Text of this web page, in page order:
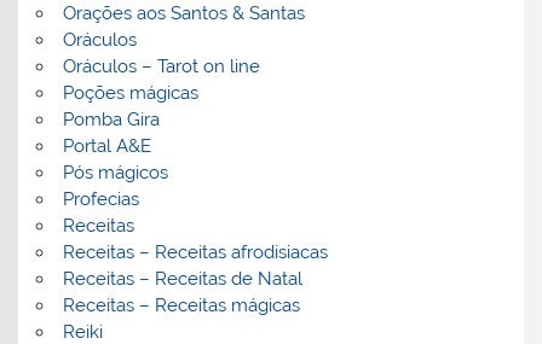
Orações aos Santos & Santas
Oráculos
Oráculos – Tarot on line
Poções mágicas
Pomba Gira
Portal A&E
Pós mágicos
Profecias
Receitas
Receitas – Receitas afrodisiacas
Receitas – Receitas de Natal
Receitas – Receitas mágicas
Reiki